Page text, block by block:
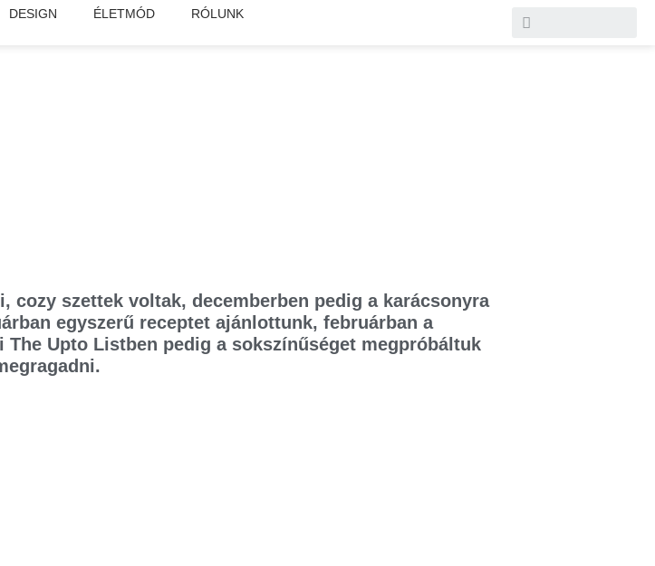
DESIGN ÉLETMÓD RÓLUNK
cozy szettek voltak, decemberben pedig a karácsonyra
egyszerű receptet ajánlottunk, februárban a
Upto Listben pedig a sokszínűséget megpróbáltuk